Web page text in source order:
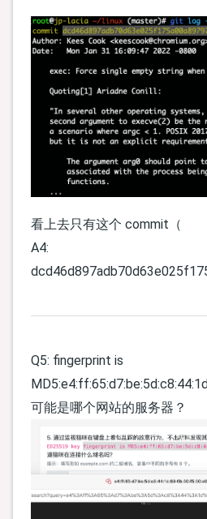
看上去只有这个 commit（
A4:
Q5: fingerprint is
可能是哪个网站的服务器？